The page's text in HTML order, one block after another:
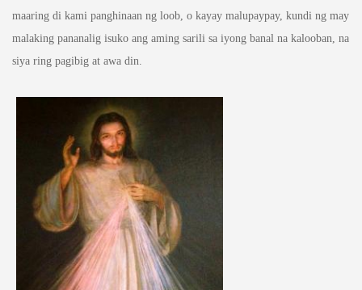
maaring di kami panghinaan ng loob, o kayay malupaypay, kundi ng may
malaking pananalig isuko ang aming sarili sa iyong banal na kalooban, na
siya ring pagibig at awa din.